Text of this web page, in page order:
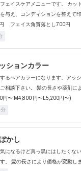
ェイスケアメニューです。 カッ
与え、コンディションを整えて
フェイス角質落とし700円
ションカラー
るヘアカラーになります。アッ
ご相談下さい。 髪の長さや薬剤に
円〜 M4,800 円〜L5,200円〜)
分
かし
になるけど真っ黒にはしたくな
。 髪の長さにより価格が変動しま